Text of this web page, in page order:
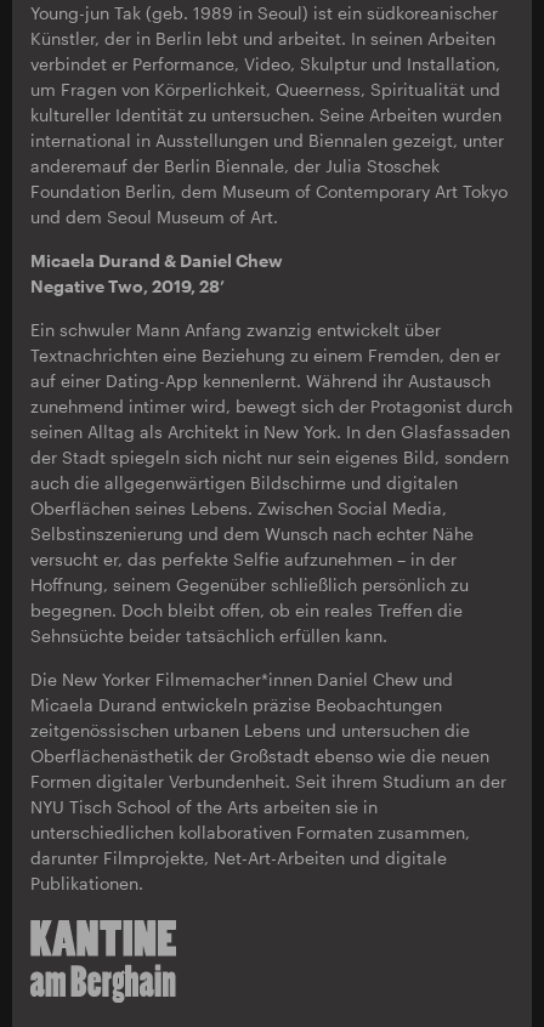
Young-jun Tak (geb. 1989 in Seoul) ist ein südkoreanischer
Künstler, der in Berlin lebt und arbeitet. In seinen Arbeiten
verbindet er Performance, Video, Skulptur und Installation,
um Fragen von Körperlichkeit, Queerness, Spiritualität und
kultureller Identität zu untersuchen. Seine Arbeiten wurden
international in Ausstellungen und Biennalen gezeigt, unter
anderemauf der Berlin Biennale, der Julia Stoschek
Foundation Berlin, dem Museum of Contemporary Art Tokyo
und dem Seoul Museum of Art.
Micaela Durand & Daniel Chew
Negative Two, 2019, 28’
Ein schwuler Mann Anfang zwanzig entwickelt über
Textnachrichten eine Beziehung zu einem Fremden, den er
auf einer Dating-App kennenlernt. Während ihr Austausch
zunehmend intimer wird, bewegt sich der Protagonist durch
seinen Alltag als Architekt in New York. In den Glasfassaden
der Stadt spiegeln sich nicht nur sein eigenes Bild, sondern
auch die allgegenwärtigen Bildschirme und digitalen
Oberflächen seines Lebens. Zwischen Social Media,
Selbstinszenierung und dem Wunsch nach echter Nähe
versucht er, das perfekte Selfie aufzunehmen – in der
Hoffnung, seinem Gegenüber schließlich persönlich zu
begegnen. Doch bleibt offen, ob ein reales Treffen die
Sehnsüchte beider tatsächlich erfüllen kann.
Die New Yorker Filmemacher*innen Daniel Chew und
Micaela Durand entwickeln präzise Beobachtungen
zeitgenössischen urbanen Lebens und untersuchen die
Oberflächenästhetik der Großstadt ebenso wie die neuen
Formen digitaler Verbundenheit. Seit ihrem Studium an der
NYU Tisch School of the Arts arbeiten sie in
unterschiedlichen kollaborativen Formaten zusammen,
darunter Filmprojekte, Net-Art-Arbeiten und digitale
Publikationen.